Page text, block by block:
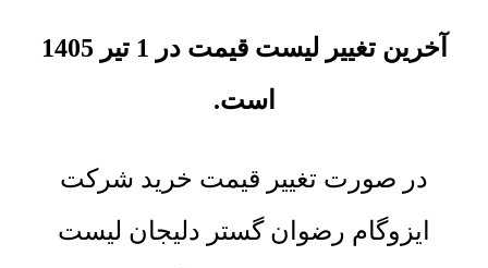
آخرین تغییر لیست قیمت در 1 تیر 1405
است.
در صورت تغییر قیمت خرید شرکت
ایزوگام رضوان گستر دلیجان لیست